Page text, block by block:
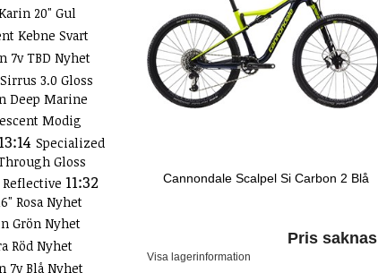
20" Gul
Kebne Svart
7v TBD Nyhet
3.0 Gloss
Deep Marine
Modig
Specialized
Gloss
11:32
Rosa Nyhet
Grön Nyhet
Röd Nyhet
7v Blå Nyhet
Cannondale Scalpel Si Carbon 2 Blå
Pris saknas
Visa lagerinformation